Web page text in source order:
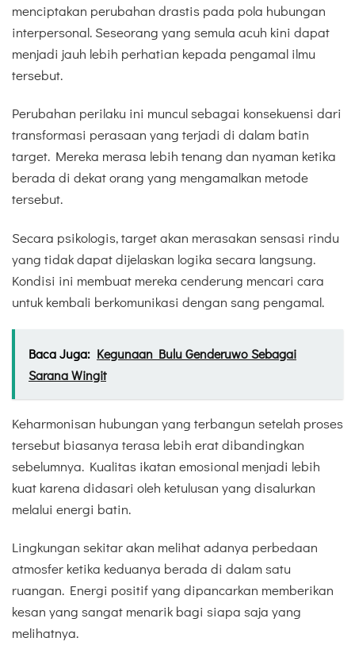
menciptakan perubahan drastis pada pola hubungan
interpersonal. Seseorang yang semula acuh kini dapat
menjadi jauh lebih perhatian kepada pengamal ilmu
tersebut.
Perubahan perilaku ini muncul sebagai konsekuensi dari
transformasi perasaan yang terjadi di dalam batin
target. Mereka merasa lebih tenang dan nyaman ketika
berada di dekat orang yang mengamalkan metode
tersebut.
Secara psikologis, target akan merasakan sensasi rindu
yang tidak dapat dijelaskan logika secara langsung.
Kondisi ini membuat mereka cenderung mencari cara
untuk kembali berkomunikasi dengan sang pengamal.
Baca Juga: Kegunaan Bulu Genderuwo Sebagai
Sarana Wingit
Keharmonisan hubungan yang terbangun setelah proses
tersebut biasanya terasa lebih erat dibandingkan
sebelumnya. Kualitas ikatan emosional menjadi lebih
kuat karena didasari oleh ketulusan yang disalurkan
melalui energi batin.
Lingkungan sekitar akan melihat adanya perbedaan
atmosfer ketika keduanya berada di dalam satu
ruangan. Energi positif yang dipancarkan memberikan
kesan yang sangat menarik bagi siapa saja yang
melihatnya.